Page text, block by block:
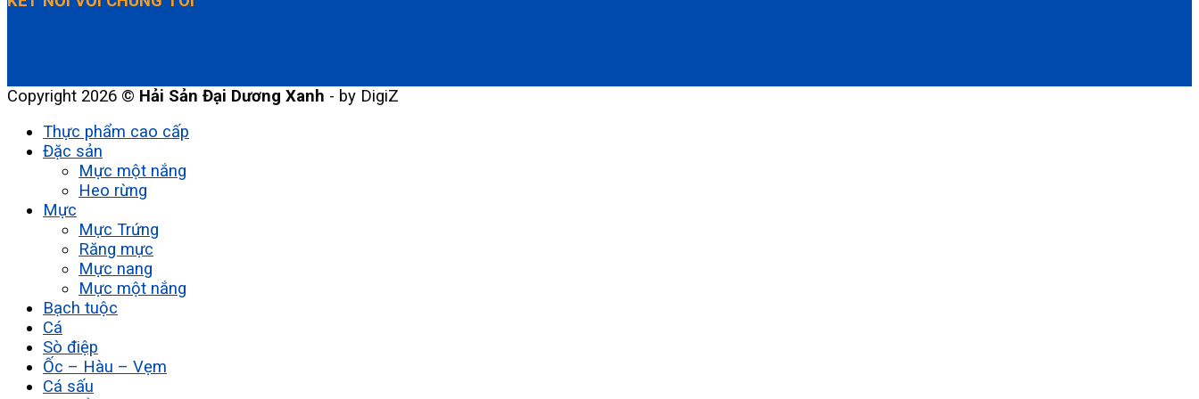
Copyright 2026 © Hải Sản Đại Dương Xanh - by DigiZ
Thực phẩm cao cấp
Đặc sản
Mực một nắng
Heo rừng
Mực
Mực Trứng
Răng mực
Mực nang
Mực một nắng
Bạch tuộc
Cá
Sò điệp
Ốc – Hàu – Vẹm
Cá sấu